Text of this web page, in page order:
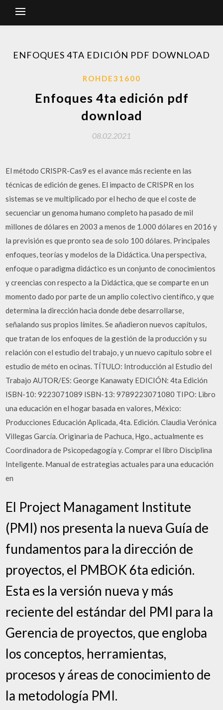
ENFOQUES 4TA EDICIÓN PDF DOWNLOAD
ROHDE31600
Enfoques 4ta edición pdf
download
08.02.2021
El método CRISPR-Cas9 es el avance más reciente en las
técnicas de edición de genes. El impacto de CRISPR en los
sistemas se ve multiplicado por el hecho de que el coste de
secuenciar un genoma humano completo ha pasado de mil
millones de dólares en 2003 a menos de 1.000 dólares en 2016 y
la previsión es que pronto sea de solo 100 dólares. Principales
enfoques, teorías y modelos de la Didáctica. Una perspectiva,
enfoque o paradigma didáctico es un conjunto de conocimientos
y creencias con respecto a la Didáctica, que se comparte en un
momento dado por parte de un amplio colectivo científico, y que
determina la dirección hacia donde debe desarrollarse,
señalando sus propios límites. Se añadieron nuevos capítulos,
que tratan de los enfoques de la gestión de la producción y su
relación con el estudio del trabajo, y un nuevo capítulo sobre el
estudio de méto en ocinas. TÍTULO: Introducción al Estudio del
Trabajo AUTOR/ES: George Kanawaty EDICIÓN: 4ta Edición
ISBN-10: 9223071089 ISBN-13: 9789223071080 TIPO: Libro
una educación en el hogar basada en valores, México:
Producciones Educación Aplicada, 4ta. Edición. Claudia Verónica
Villegas García. Originaria de Pachuca, Hgo., actualmente es
Coordinadora de Psicopedagogía y. Comprar el libro Disciplina
Inteligente. Manual de estrategias actuales para una educación
en
El Project Managament Institute
(PMI) nos presenta la nueva Guía de
fundamentos para la dirección de
proyectos, el PMBOK 6ta edición.
Esta es la versión nueva y más
reciente del estándar del PMI para la
Gerencia de proyectos, que engloba
los conceptos, herramientas,
procesos y áreas de conocimiento de
la metodología PMI.